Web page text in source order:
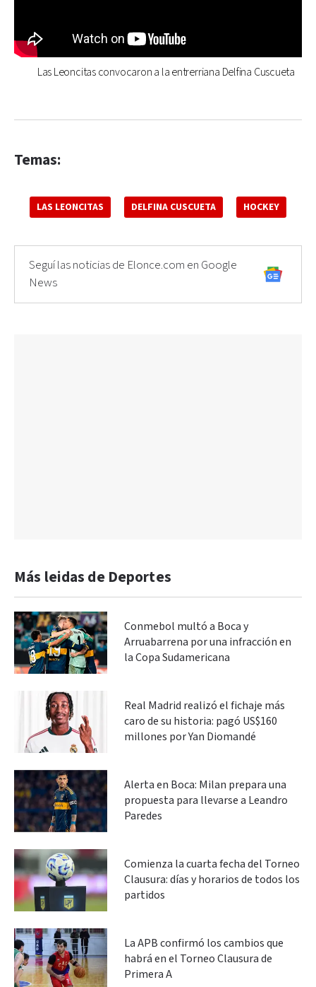
Las Leoncitas convocaron a la entrerriana Delfina Cuscueta
Temas:
LAS LEONCITAS DELFINA CUSCUETA HOCKEY
Seguí las noticias de Elonce.com en Google
News
Más leidas de Deportes
Conmebol multó a Boca y
Arruabarrena por una infracción en
la Copa Sudamericana
Real Madrid realizó el fichaje más
caro de su historia: pagó US$160
millones por Yan Diomandé
Alerta en Boca: Milan prepara una
propuesta para llevarse a Leandro
Paredes
Comienza la cuarta fecha del Torneo
Clausura: días y horarios de todos los
partidos
La APB confirmó los cambios que
habrá en el Torneo Clausura de
Primera A